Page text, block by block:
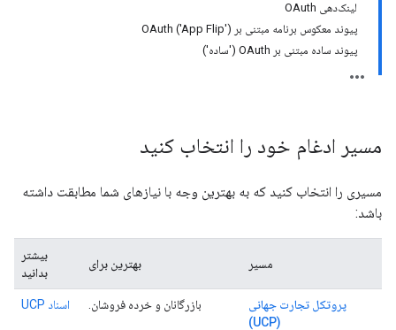
لینک‌دهی OAuth
پیوند معکوس برنامه مبتنی بر OAuth ('App Flip')
پیوند ساده مبتنی بر OAuth ('ساده')
مسیر ادغام خود را انتخاب کنید
مسیری را انتخاب کنید که به بهترین وجه با نیازهای شما مطابقت داشته
باشد:
مسیر بهترین برای
بیشتر
بدانید
پروتکل تجارت جهانی
(UCP)
بازرگانان و خرده فروشان. اسناد UCP